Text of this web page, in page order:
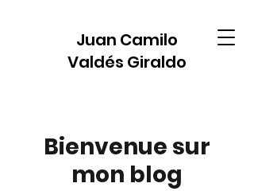
Juan Camilo
Valdés Giraldo
Bienvenue sur
mon blog